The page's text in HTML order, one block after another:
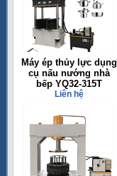
Máy ép thủy lực dụng
cụ nấu nướng nhà
bếp YQ32-315T
Liên hệ